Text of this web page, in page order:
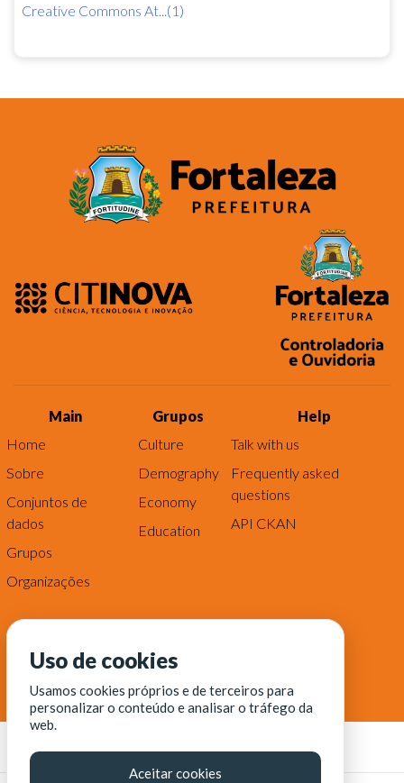
Creative Commons At...(1)
Main
Home
Sobre
Conjuntos de
dados
Grupos
Organizações
Grupos
Culture
Demography
Economy
Education
Help
Talk with us
Frequently asked
questions
API CKAN
Uso de cookies
Usamos cookies próprios e de terceiros para
personalizar o conteúdo e analisar o tráfego da
web.
Aceitar cookies